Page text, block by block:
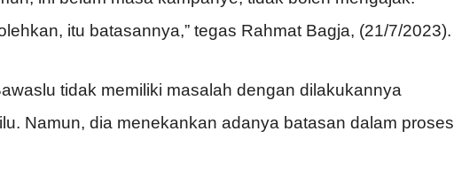
itu batasannya,” tegas Rahmat Bagja, (21/7/2023).
tidak memiliki masalah dengan dilakukannya
Namun, dia menekankan adanya batasan dalam proses